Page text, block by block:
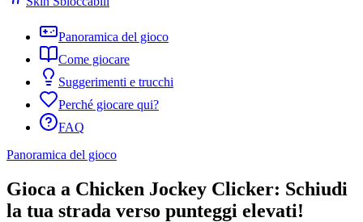
Panoramica del gioco
Come giocare
Suggerimenti e trucchi
Perché giocare qui?
FAQ
Panoramica del gioco
Gioca a Chicken Jockey Clicker: Schiudi
la tua strada verso punteggi elevati!